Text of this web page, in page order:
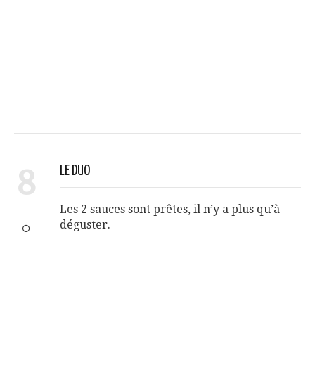
8 LE DUO
Les 2 sauces sont prêtes, il n’y a plus qu’à
déguster.